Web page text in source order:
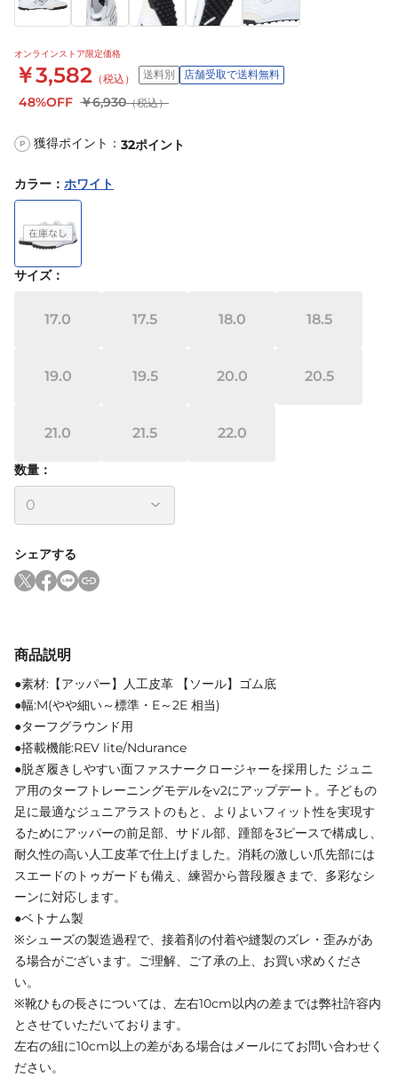
オンラインストア限定価格
￥3,582 （税込） 送料別 店舗受取で送料無料
48%OFF ￥6,930（税込）
P 獲得ポイント： 32ポイント
カラー ： ホワイト
サイズ：
17.0 17.5 18.0 18.5
19.0 19.5 20.0 20.5
21.0 21.5 22.0
数量：
シェアする
商品説明
●素材:【アッパー】人工皮革 【ソール】ゴム底
●幅:M(やや細い～標準・E～2E 相当)
●ターフグラウンド用
●搭載機能:REV lite/Ndurance
●脱ぎ履きしやすい面ファスナークロージャーを採用した ジュニ
ア用のターフトレーニングモデルをv2にアップデート。子どもの
足に最適なジュニアラストのもと、よりよいフィット性を実現す
るためにアッパーの前足部、サドル部、踵部を3ピースで構成し、
耐久性の高い人工皮革で仕上げました。消耗の激しい爪先部には
スエードのトゥガードも備え、練習から普段履きまで、多彩なシ
ーンに対応します。
●ベトナム製
※シューズの製造過程で、接着剤の付着や縫製のズレ・歪みがあ
る場合がございます。ご理解、ご了承の上、お買い求めくださ
い。
※靴ひもの長さについては、左右10cm以内の差までは弊社許容内
とさせていただいております。
左右の紐に10cm以上の差がある場合はメールにてお問い合わせく
ださい。